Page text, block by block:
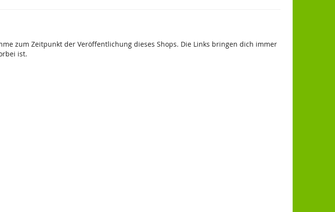
zum Zeitpunkt der Veröffentlichung dieses Shops. Die Links bringen dich immer
ist.